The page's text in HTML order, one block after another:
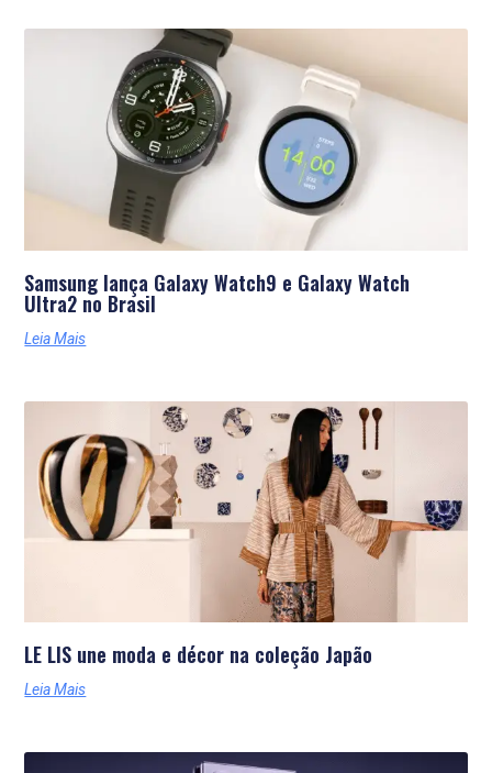
Samsung lança Galaxy Watch9 e Galaxy Watch
Ultra2 no Brasil
Leia Mais
LE LIS une moda e décor na coleção Japão
Leia Mais